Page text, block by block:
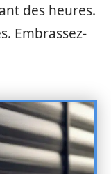
des heures.
Embrassez-